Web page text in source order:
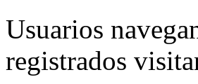
Usuarios
registrados